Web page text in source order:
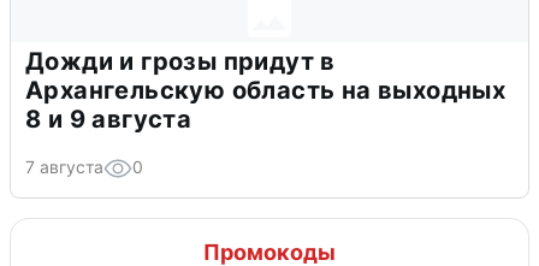
Дожди и грозы придут в
Архангельскую область на выходных
8 и 9 августа
7 августа 0
Промокоды